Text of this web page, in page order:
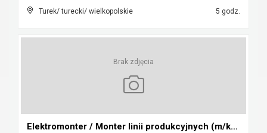
Turek/ turecki/ wielkopolskie 5 godz.
Brak zdjęcia
Elektromonter / Monter linii produkcyjnych (m/k) W...